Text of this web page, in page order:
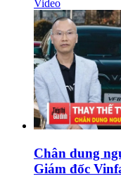
Video
Chân dung
Giám đốc